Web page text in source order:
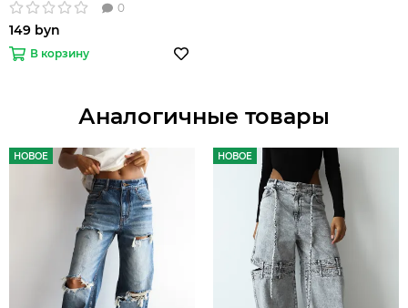
0
149 byn
В корзину
Аналогичные товары
НОВОЕ НОВОЕ